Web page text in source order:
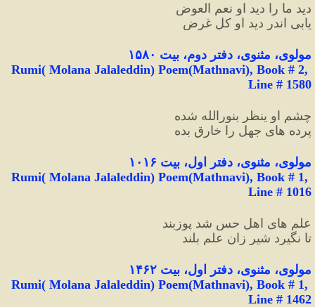
دید ما را دید او نعم العوض
یابی اندر دید او کل غرض
مولوی، مثنوی، دفتر دوم، بیت ۱۵٨٠
Rumi( Molana Jalaleddin) Poem(Mathnavi), Book # 2,
Line # 1580
چشم او ینظر بنورالله شده
پرده های جهل را خارق بده
مولوی، مثنوی، دفتر اول، بیت ۱۰۱۶
Rumi( Molana Jalaleddin) Poem(Mathnavi), Book # 1,
Line # 1016
علم های اهل حس شد پوزبند
تا نگیرد شیر زان علم بلند
مولوی، مثنوی، دفتر اول، بیت ۱۴۶۲
Rumi( Molana Jalaleddin) Poem(Mathnavi), Book # 1,
Line # 1462